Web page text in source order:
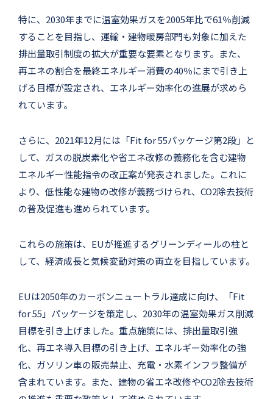
特に、2030年までに温室効果ガスを2005年比で61％削減
することを目指し、運輸・建物暖房部門も対象に加えた
排出量取引制度の拡大が重要な要素となります。また、
再エネの割合を最終エネルギー消費の40％にまで引き上
げる目標が設定され、エネルギー効率化の進展が求めら
れています。
さらに、2021年12月には「Fit for 55パッケージ第2段」と
して、ガスの脱炭素化や省エネ改修の義務化を含む建物
エネルギー性能指令の改正案が発表されました。これに
より、低性能な建物の改修が義務づけられ、CO2除去技術
の普及促進も進められています。
これらの施策は、EUが推進するグリーンディールの柱と
して、経済成長と気候変動対策の両立を目指しています。
EUは2050年のカーボンニュートラル達成に向け、「Fit
for 55」パッケージを策定し、2030年の温室効果ガス削減
目標を引き上げました。重点施策には、排出量取引強
化、再エネ導入目標の引き上げ、エネルギー効率化の強
化、ガソリン車の販売禁止、充電・水素インフラ整備が
含まれています。また、建物の省エネ改修やCO2除去技術